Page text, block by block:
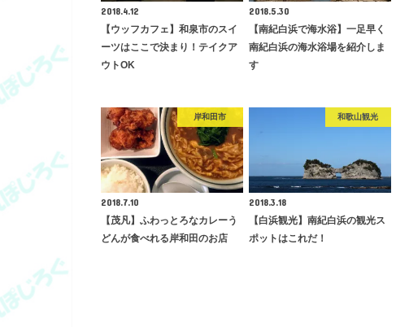
2018.4.12
【ウッフカフェ】和泉市のスイ
ーツはここで決まり！テイクア
ウトOK
2018.5.30
【南紀白浜で海水浴】一足早く
南紀白浜の海水浴場を紹介しま
す
岸和田市
2018.7.10
【茂凡】ふわっとろなカレーう
どんが食べれる岸和田のお店
和歌山観光
2018.3.18
【白浜観光】南紀白浜の観光ス
ポットはこれだ！